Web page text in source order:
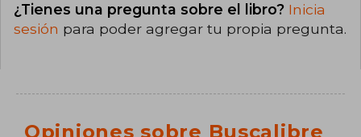
¿Tienes una pregunta sobre el libro? Inicia
sesión para poder agregar tu propia pregunta.
Opiniones sobre Buscalibre